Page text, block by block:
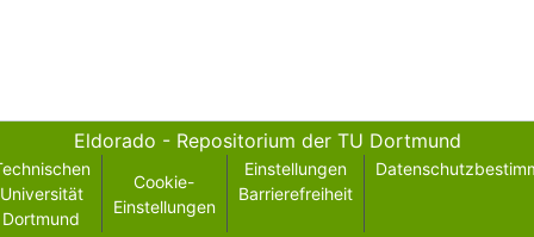
Eldorado - Repositorium der TU Dortmund
Universität
Dortmund
Cookie-
Einstellungen
Einstellungen
Barrierefreiheit